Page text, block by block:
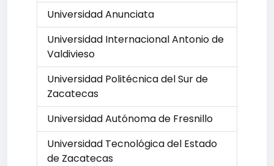
Universidad Anunciata
Universidad Internacional Antonio de
Valdivieso
Universidad Politécnica del Sur de
Zacatecas
Universidad Autónoma de Fresnillo
Universidad Tecnológica del Estado
de Zacatecas